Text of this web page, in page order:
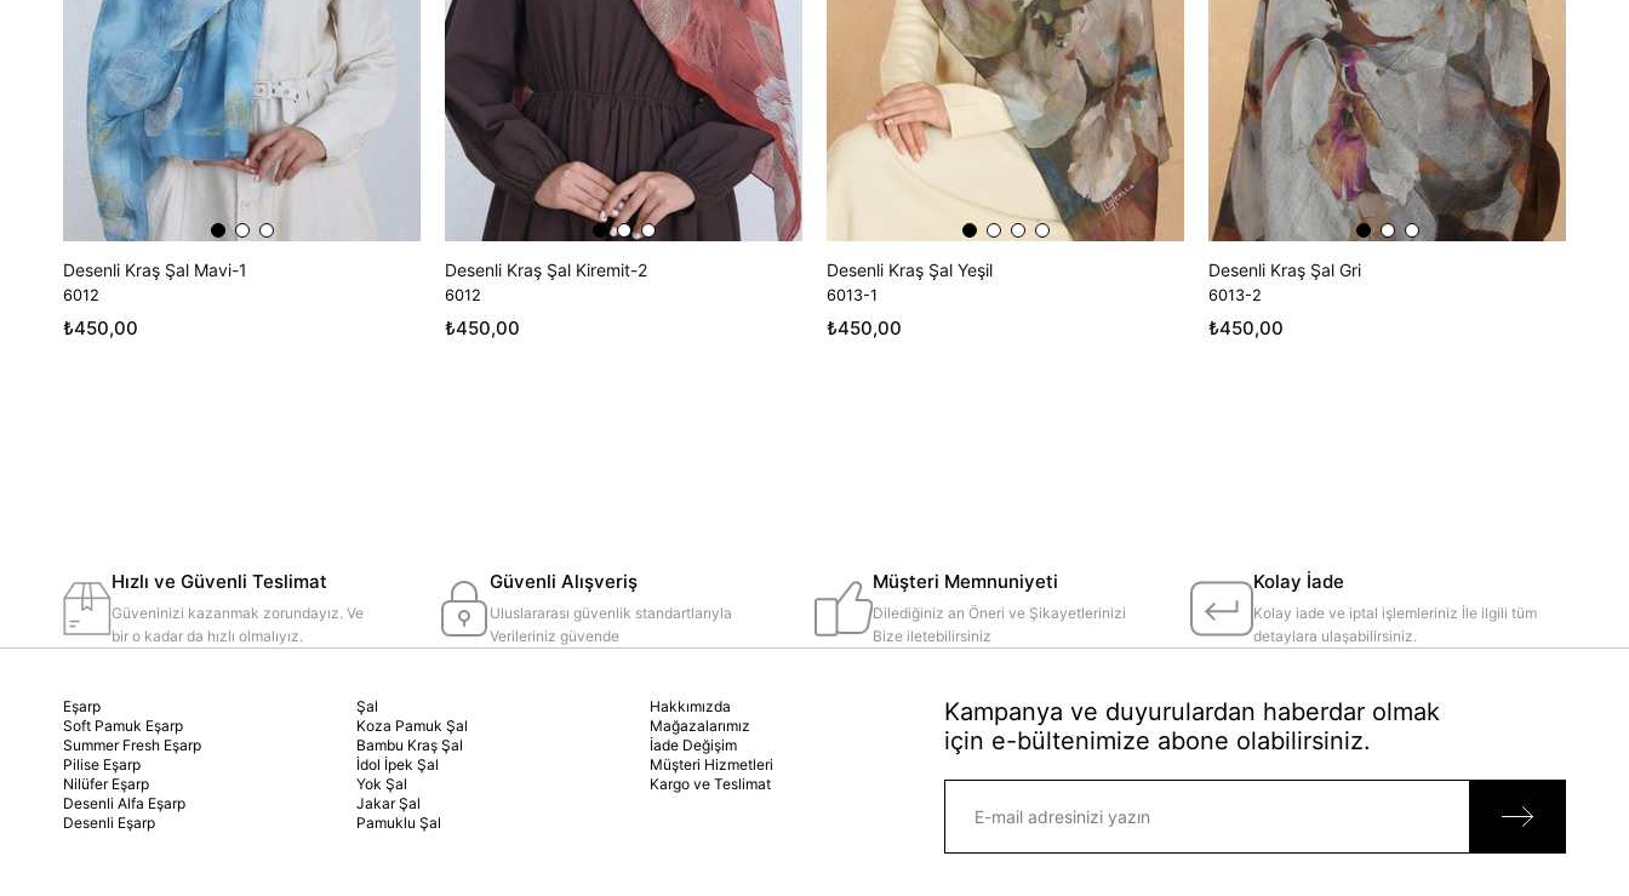
Desenli Kraş Şal Mavi-1
6012
₺450,00
Desenli Kraş Şal Kiremit-2
6012
₺450,00
Desenli Kraş Şal Yeşil
6013-1
₺450,00
Desenli Kraş Şal Gri
6013-2
₺450,00
Hızlı ve Güvenli Teslimat
Güveninizi kazanmak zorundayız. Ve
bir o kadar da hızlı olmalıyız.
Güvenli Alışveriş
Uluslararası güvenlik standartlarıyla
Verileriniz güvende
Müşteri Memnuniyeti
Dilediğiniz an Öneri ve Şikayetlerinizi
Bize iletebilirsiniz
Kolay İade
Kolay iade ve iptal işlemleriniz İle ilgili tüm
detaylara ulaşabilirsiniz.
Eşarp
Soft Pamuk Eşarp
Summer Fresh Eşarp
Pilise Eşarp
Nilüfer Eşarp
Desenli Alfa Eşarp
Desenli Eşarp
Şal
Koza Pamuk Şal
Bambu Kraş Şal
İdol İpek Şal
Yok Şal
Jakar Şal
Pamuklu Şal
Hakkımızda
Mağazalarımız
İade Değişim
Müşteri Hizmetleri
Kargo ve Teslimat
Kampanya ve duyurulardan haberdar olmak
için e-bültenimize abone olabilirsiniz.